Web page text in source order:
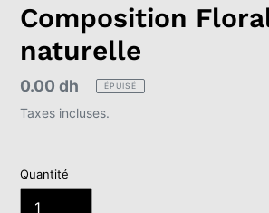
Composition
naturelle
Prix
normal
0.00 dh ÉPUISÉ
Taxes incluses.
Quantité